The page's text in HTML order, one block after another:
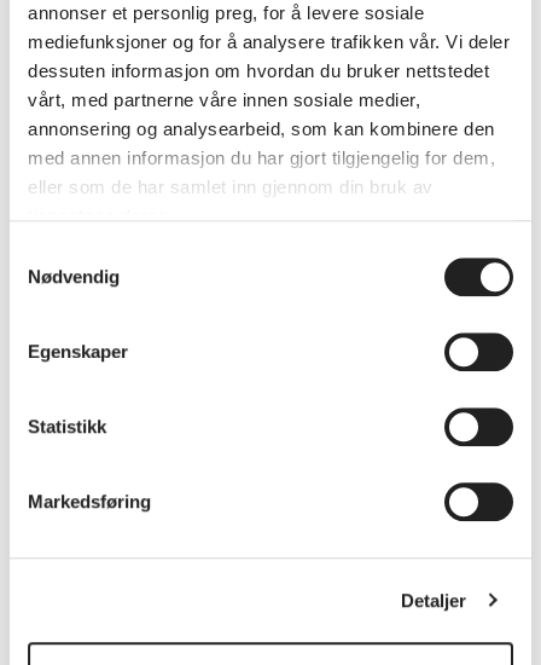
annonser et personlig preg, for å levere sosiale
mediefunksjoner og for å analysere trafikken vår. Vi deler
dessuten informasjon om hvordan du bruker nettstedet
vårt, med partnerne våre innen sosiale medier,
annonsering og analysearbeid, som kan kombinere den
med annen informasjon du har gjort tilgjengelig for dem,
eller som de har samlet inn gjennom din bruk av
Nødvendig
Egenskaper
Statistikk
Markedsføring
Detaljer
TALENT SØR | visuell kunst - tegning med
Anthony Higginson og Susanne Quist (Høst